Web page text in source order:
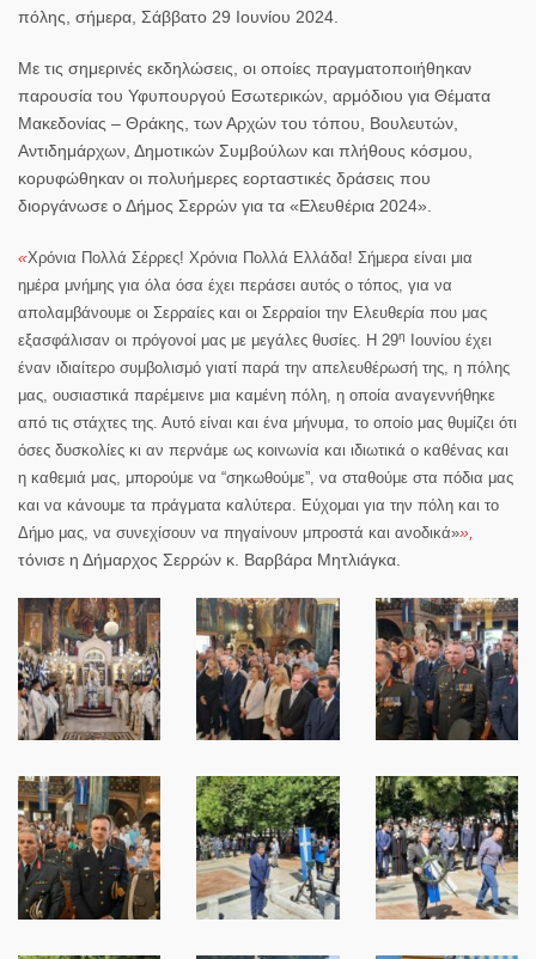
πόλης, σήμερα, Σάββατο 29 Ιουνίου 2024.
Με τις σημερινές εκδηλώσεις, οι οποίες πραγματοποιήθηκαν
παρουσία του Υφυπουργού Εσωτερικών, αρμόδιου για Θέματα
Μακεδονίας – Θράκης, των Αρχών του τόπου, Βουλευτών,
Αντιδημάρχων, Δημοτικών Συμβούλων και πλήθους κόσμου,
κορυφώθηκαν οι πολυήμερες εορταστικές δράσεις που
διοργάνωσε ο Δήμος Σερρών για τα «Ελευθέρια 2024».
«Χρόνια Πολλά Σέρρες! Χρόνια Πολλά Ελλάδα! Σήμερα είναι μια
ημέρα μνήμης για όλα όσα έχει περάσει αυτός ο τόπος, για να
απολαμβάνουμε οι Σερραίες και οι Σερραίοι την Ελευθερία που μας
εξασφάλισαν οι πρόγονοί μας με μεγάλες θυσίες. Η 29η
Ιουνίου έχει
έναν ιδιαίτερο συμβολισμό γιατί παρά την απελευθέρωσή της, η πόλης
μας, ουσιαστικά παρέμεινε μια καμένη πόλη, η οποία αναγεννήθηκε
από τις στάχτες της. Αυτό είναι και ένα μήνυμα, το οποίο μας θυμίζει ότι
όσες δυσκολίες κι αν περνάμε ως κοινωνία και ιδιωτικά ο καθένας και
η καθεμιά μας, μπορούμε να “σηκωθούμε”, να σταθούμε στα πόδια μας
και να κάνουμε τα πράγματα καλύτερα. Εύχομαι για την πόλη και το
Δήμο μας, να συνεχίσουν να πηγαίνουν μπροστά και ανοδικά»»,
τόνισε η Δήμαρχος Σερρών κ. Βαρβάρα Μητλιάγκα.